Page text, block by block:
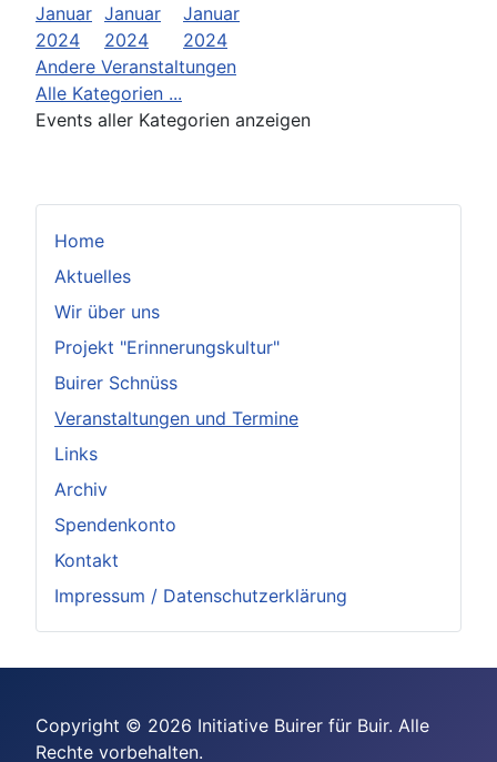
Home
Aktuelles
Wir über uns
Projekt "Erinnerungskultur"
Buirer Schnüss
Veranstaltungen und Termine
Links
Archiv
Spendenkonto
Kontakt
Impressum / Datenschutzerklärung
Januar
2024
Januar
2024
Januar
2024
Andere Veranstaltungen
Alle Kategorien ...
Events aller Kategorien anzeigen
Copyright © 2026 Initiative Buirer für Buir. Alle
Rechte vorbehalten.